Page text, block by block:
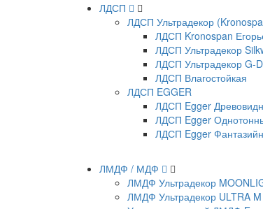
ЛДСП
ЛДСП Ультрадекор
ЛДСП Kronospan
ЛДСП Ультрадекор
ЛДСП Ультрадекор G-
ЛДСП Влагостойкая
ЛДСП EGGER
ЛДСП Egger
ЛДСП Egger
ЛДСП Egger
ЛМДФ / МДФ
ЛМДФ Ультрадекор
ЛМДФ Ультрадекор ULTRA M